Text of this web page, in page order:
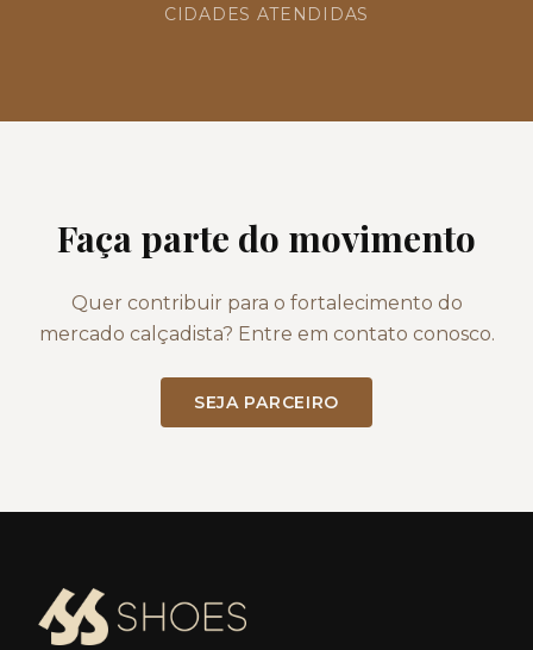
CIDADES ATENDIDAS
Faça parte do movimento
Quer contribuir para o fortalecimento do
mercado calçadista? Entre em contato conosco.
SEJA PARCEIRO